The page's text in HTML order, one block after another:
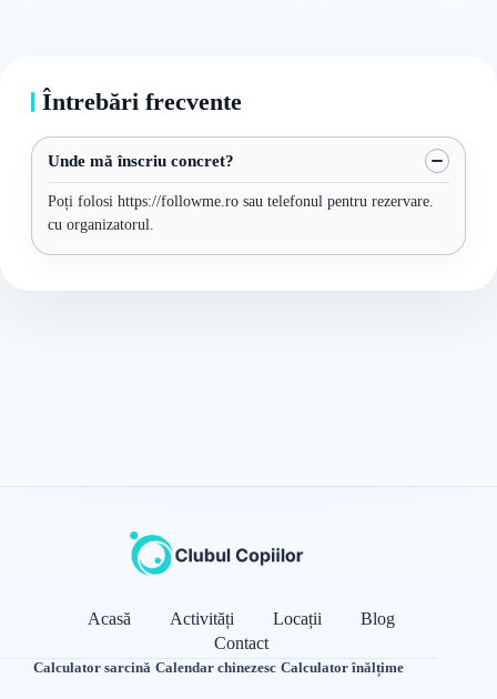
Întrebări frecvente
Unde mă înscriu concret?
Poți folosi https://followme.ro sau telefonul pentru rezervare.
cu organizatorul.
Acasă Activități Locații
Blog
Contact
Calculator sarcină·Calendar chinezesc·Calculator înălțime